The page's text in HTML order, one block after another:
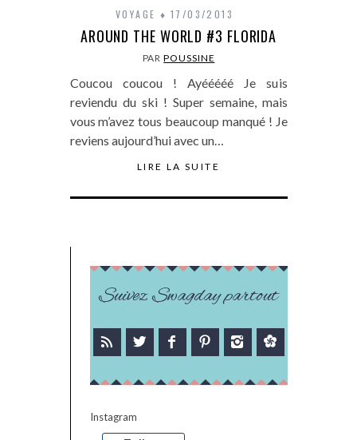
VOYAGE 17/03/2013
AROUND THE WORLD #3 FLORIDA
PARPOUSSINE
Coucou coucou ! Ayééééé Je suis
reviendu du ski ! Super semaine, mais
vous m’avez tous beaucoup manqué ! Je
reviens aujourd’hui avec un…
LIRE LA SUITE
Suivez Swagday partout
Instagram